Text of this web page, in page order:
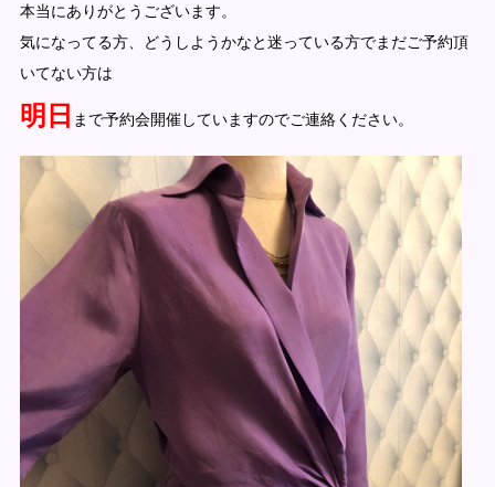
本当にありがとうございます。
気になってる方、どうしようかなと迷っている方でまだご予約頂
いてない方は
明日 まで予約会開催していますのでご連絡ください。